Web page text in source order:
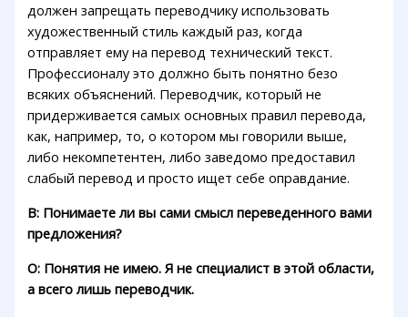
должен запрещать переводчику использовать
художественный стиль каждый раз, когда
отправляет ему на перевод технический текст.
Профессионалу это должно быть понятно безо
всяких объяснений. Переводчик, который не
придерживается самых основных правил перевода,
как, например, то, о котором мы говорили выше,
либо некомпетентен, либо заведомо предоставил
слабый перевод и просто ищет себе оправдание.
В: Понимаете ли вы сами смысл переведенного вами
предложения?
О: Понятия не имею. Я не специалист в этой области,
а всего лишь переводчик.